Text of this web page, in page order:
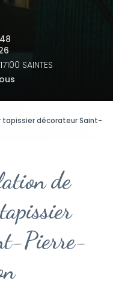
17100 SAINTES
décorateur Saint-
de
Pierre-